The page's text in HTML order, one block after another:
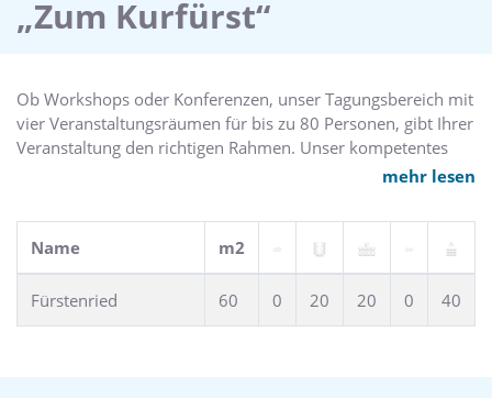
München erreichen Sie bequem über die S-Bahn innerhalb
von 20 min. Angrenzend an Oberschleißheim befinden sich
Schwabing.
„Zum Kurfürst“
Ob Workshops oder Konferenzen, unser Tagungsbereich mit
vier Veranstaltungsräumen für bis zu 80 Personen, gibt Ihrer
Veranstaltung den richtigen Rahmen. Unser kompetentes
und hilfsbereites Team steht Ihnen bei der Vorbereitung und
Alle Räume verfügen über einen Außenbereich mit
Gartenanbindung, Tageslicht und WLAN.
mehr lesen
Name m2
Fürstenried 60 0 20 20 0 40